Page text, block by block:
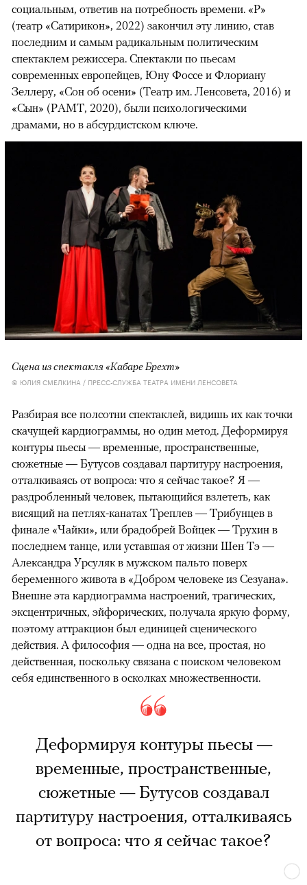
социальным, ответив на потребность времени. «Р»
(театр «Сатирикон», 2022) закончил эту линию, став
последним и самым радикальным политическим
спектаклем режиссера. Спектакли по пьесам
современных европейцев, Юну Фоссе и Флориану
Зеллеру, «Сон об осени» (Театр им. Ленсовета, 2016) и
«Сын» (РАМТ, 2020), были психологическими
драмами, но в абсурдистском ключе.
Сцена из спектакля «Кабаре Брехт»
© ЮЛИЯ СМЕЛКИНА / ПРЕСС-СЛУЖБА ТЕАТРА ИМЕНИ ЛЕНСОВЕТА
Разбирая все полсотни спектаклей, видишь их как точки
скачущей кардиограммы, но один метод. Деформируя
контуры пьесы — временные, пространственные,
сюжетные — Бутусов создавал партитуру настроения,
отталкиваясь от вопроса: что я сейчас такое? Я —
раздробленный человек, пытающийся взлететь, как
висящий на петлях-канатах Треплев — Трибунцев в
финале «Чайки», или брадобрей Войцек — Трухин в
последнем танце, или уставшая от жизни Шен Тэ —
Александра Урсуляк в мужском пальто поверх
беременного живота в «Добром человеке из Сезуана».
Внешне эта кардиограмма настроений, трагических,
эксцентричных, эйфорических, получала яркую форму,
поэтому аттракцион был единицей сценического
действия. А философия — одна на все, простая, но
действенная, поскольку связана с поиском человеком
себя единственного в осколках множественности.
Деформируя контуры пьесы —
временные, пространственные,
сюжетные — Бутусов создавал
партитуру настроения, отталкиваясь
от вопроса: что я сейчас такое?